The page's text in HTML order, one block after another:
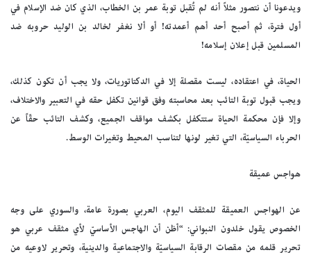
ويدعونا أن نتصور مثلاً أنه لم تُقبل توبة عمر بن الخطاب، الذي كان ضد الإسلام في
أول فترة، ثم أصبح أحد أهم أعمدته! أو ألا نغفر لخالد بن الوليد حروبه ضد
المسلمين قبل إعلان إسلامه!
الحياة، في اعتقاده، ليست مقصلة إلا في الدكتاتوريات، ولا يجب أن تكون كذلك،
ويجب قبول توبة التائب بعد محاسبته وفق قوانين تكفل حقه في التعبير والاختلاف،
وإلا فإن محكمة الحياة ستتكفل بكشف مواقف الجميع، وكشف التائب حقّاً عن
الحرباء السياسيّة، التي تغير لونها لتناسب المحيط وتغيرات الوسط.
هواجس عميقة
عن الهواجس العميقة للمثقف اليوم، العربي بصورة عامة، والسوري على وجه
الخصوص يقول خلدون النبواني: “أظن أن الهاجس الأساسيّ لأي مثقف عربي هو
تحرير قلمه من مقصات الرقابة السياسيّة والاجتماعية والدينية، وتحرير لاوعيه من